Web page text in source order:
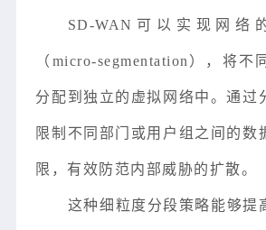
SD-WAN可以实现网络
（micro-segmentation），将不
分配到独立的虚拟网络中。通过
限制不同部门或用户组之间的数
限，有效防范内部威胁的扩散。
这种细粒度分段策略能够提